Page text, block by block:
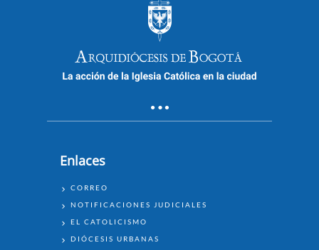
Enlaces
ENLACES
CORREO
NOTIFICACIONES JUDICIALES
EL CATOLICISMO
DIÓCESIS URBANAS